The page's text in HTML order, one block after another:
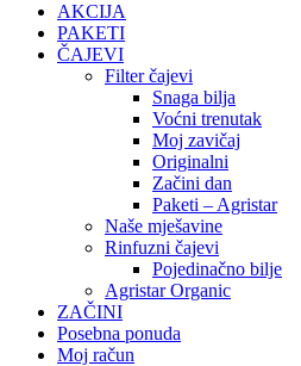
AKCIJA
PAKETI
ČAJEVI
Filter čajevi
Snaga bilja
Voćni trenutak
Moj zavičaj
Originalni
Začini dan
Paketi – Agristar
Naše mješavine
Rinfuzni čajevi
Pojedinačno bilje
Agristar Organic
ZAČINI
Posebna ponuda
Moj račun